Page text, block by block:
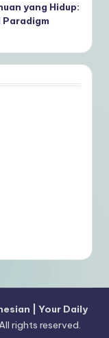
yang Hidup:
| Your Daily
rights reserved.